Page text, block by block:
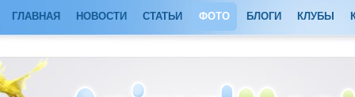
ГЛАВНАЯ НОВОСТИ СТАТЬИ ФОТО БЛОГИ КЛУБЫ